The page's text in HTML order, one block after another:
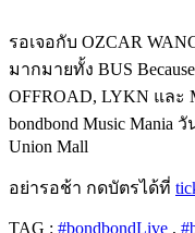
รอเจอกับ OZCAR
มากมายทั้ง BUS
OFFROAD, LYKN และ
bondbond Music Mania
Union Mall
อย่ารอช้า กดบัตรได้ที่
TAG : #bondbondLive ,